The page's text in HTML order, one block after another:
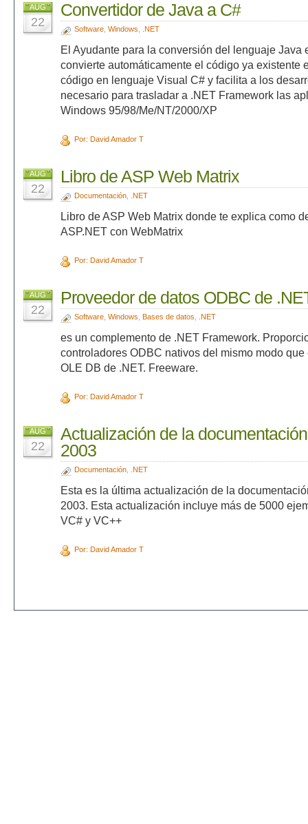
AUG
22
Convertidor de Java a C#
Software, Windows .NET
El Ayudante para la conversión del lenguaje Java
convierte automáticamente el código ya existente
código en lenguaje Visual C# y facilita a los
necesario para trasladar a .NET Framework las
Windows 95/98/Me/NT/2000/XP
Por: David Amador T
AUG
22
Libro de ASP Web Matrix
Documentación, .NET
Libro de ASP Web Matrix donde te explica como
ASP.NET con WebMatrix
Por: David Amador T
AUG
22
Proveedor de datos ODBC de
Software, Windows Bases de datos .NET
es un complemento de .NET Framework.
controladores ODBC nativos del mismo modo
OLE DB de .NET. Freeware.
Por: David Amador T
AUG
22
Actualización de la
2003
Documentación, .NET
Esta es la última actualización de la
2003. Esta actualización incluye más de 5000
VC# y VC++
Por: David Amador T